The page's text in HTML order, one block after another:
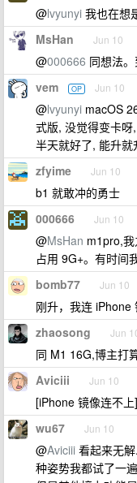
@lvyunyi 我也在想
MsHan Jun 10
@000666 同想法
vem OP Jun 10
@lvyunyi macOS
式版, 没觉得变卡
半天就好了, 能升
zfyime Jun 10
b1 就敢冲的勇士
000666 Jun 10
@MsHan m1pro,
占用 9G+。有时间
bomb77 Jun 10
刚升，我连 iPhone
zhaosong Jun
同 M1 16G,博主打
Aviciii Jun 10
[iPhone 镜像连不
wu67 Jun 10
@Aviciii 看起来无
种姿势我都试了一